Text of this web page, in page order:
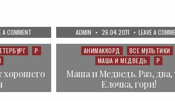
A COMMENTON
СМЕШАРИКИ
—
РЕАЛИСТ
AUTHOR:
ADMIN PUBLISHED
DATE:
26.04.2011 LEAVE A
Р
Posted
АНИМАККОРД
ВСЕ МУЛЬТИКИ
МАША И МЕДВЕДЬ
Р
Маша и Медведь. Раз, два,
Елочка, гори!